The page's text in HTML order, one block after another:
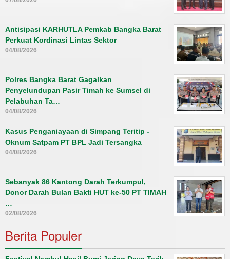
Antisipasi KARHUTLA Pemkab Bangka Barat
Perkuat Kordinasi Lintas Sektor
04/08/2026
Polres Bangka Barat Gagalkan
Penyelundupan Pasir Timah ke Sumsel di
Pelabuhan Ta…
04/08/2026
Kasus Penganiayaan di Simpang Teritip -
Oknum Satpam PT BPL Jadi Tersangka
04/08/2026
Sebanyak 86 Kantong Darah Terkumpul,
Donor Darah Bulan Bakti HUT ke-50 PT TIMAH
…
02/08/2026
Berita Populer